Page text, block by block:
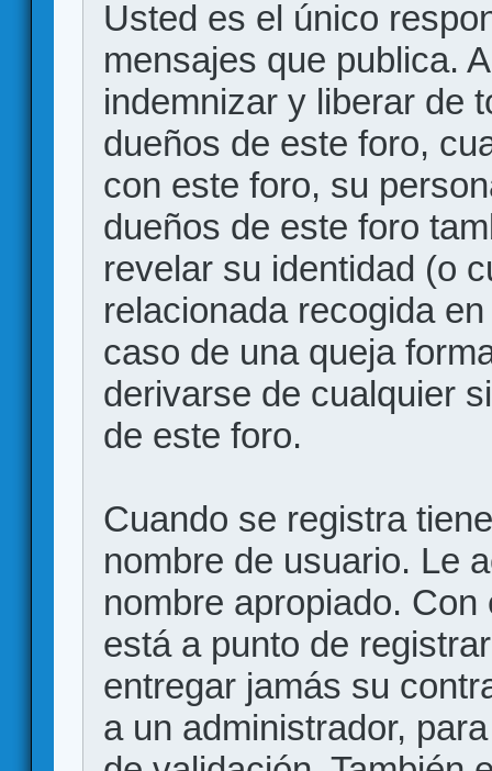
Usted es el único
mensajes que publica.
indemnizar y liberar de
dueños de este foro,
con este foro, su
dueños de este foro
revelar su identidad (o
relacionada recogida
caso de una queja
derivarse de cualquier
de este foro.
Cuando se registra
nombre de usuario. Le
nombre apropiado.
está a punto de
entregar jamás su
a un administrador,